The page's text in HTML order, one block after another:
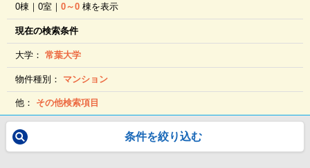
0棟｜0室｜0～0 棟を表示
現在の検索条件
大学：常葉大学
物件種別： マンション
他： その他検索項目
条件を絞り込む